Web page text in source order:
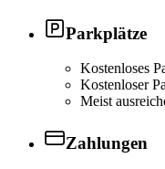
Parkplätze
Kostenloses
Kostenloser
Meist
Zahlungen